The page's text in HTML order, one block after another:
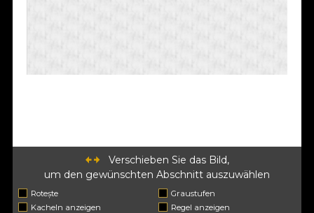
Verschieben Sie das Bild,
um den gewünschten Abschnitt auszuwählen
Rotește
Graustufen
Kacheln anzeigen
Regel anzeigen